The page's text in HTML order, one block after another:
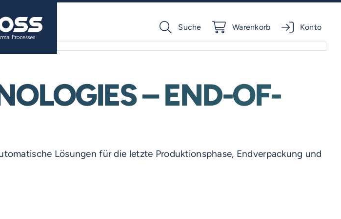
Suche Warenkorb Konto
– END-OF-
Lösungen für die letzte Produktionsphase, Endverpackung und